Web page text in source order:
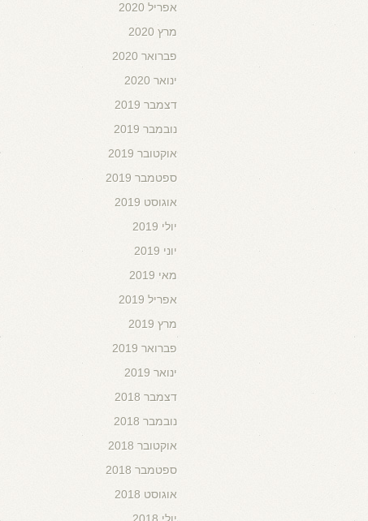
אפריל 2020
מרץ 2020
פברואר 2020
ינואר 2020
דצמבר 2019
נובמבר 2019
אוקטובר 2019
ספטמבר 2019
אוגוסט 2019
יולי 2019
יוני 2019
מאי 2019
אפריל 2019
מרץ 2019
פברואר 2019
ינואר 2019
דצמבר 2018
נובמבר 2018
אוקטובר 2018
ספטמבר 2018
אוגוסט 2018